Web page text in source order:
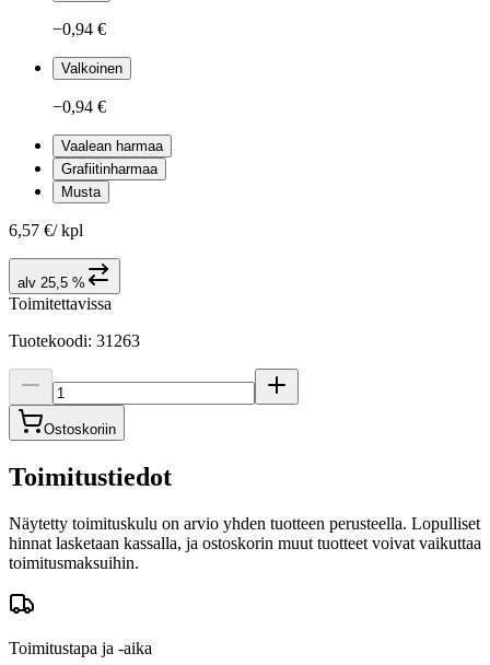
−0,94 €
Valkoinen
−0,94 €
Vaalean harmaa
Grafiitinharmaa
Musta
6,57 €/ kpl
alv 25,5 %
Toimitettavissa
Tuotekoodi: 31263
Ostoskoriin
Toimitustiedot
Näytetty toimituskulu on arvio yhden tuotteen perusteella. Lopulliset
hinnat lasketaan kassalla, ja ostoskorin muut tuotteet voivat vaikuttaa
toimitusmaksuihin.
Toimitustapa ja -aika